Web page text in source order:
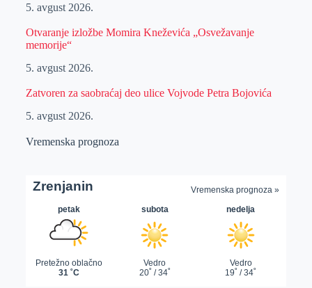
5. avgust 2026.
Otvaranje izložbe Momira Kneževića „Osvežavanje
memorije“
5. avgust 2026.
Zatvoren za saobraćaj deo ulice Vojvode Petra Bojovića
5. avgust 2026.
Vremenska prognoza